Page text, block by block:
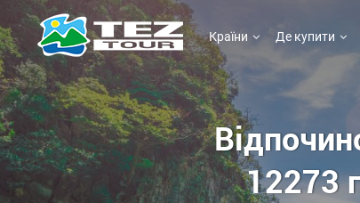
Країни Де купити
12273